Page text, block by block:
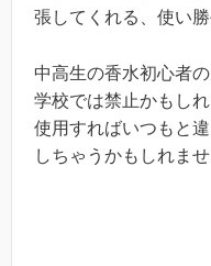
張してくれる、使い
中高生の香水初心者
学校では禁止かもし
使用すればいつもと
しちゃうかもしれませ